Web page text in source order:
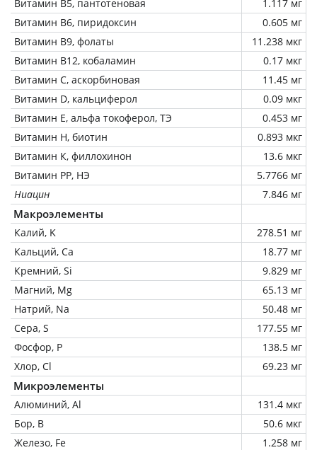
Витамин В5, пантотеновая
1.117 мг
Витамин В6, пиридоксин
0.605 мг
Витамин В9, фолаты
11.238 мкг
Витамин В12, кобаламин
0.17 мкг
Витамин C, аскорбиновая
11.45 мг
Витамин D, кальциферол
0.09 мкг
Витамин Е, альфа токоферол, ТЭ
0.453 мг
Витамин Н, биотин
0.893 мкг
Витамин К, филлохинон
13.6 мкг
Витамин РР, НЭ
5.7766 мг
Ниацин
7.846 мг
Макроэлементы
Калий, K
278.51 мг
Кальций, Ca
18.77 мг
Кремний, Si
9.829 мг
Магний, Mg
65.13 мг
Натрий, Na
50.48 мг
Сера, S
177.55 мг
Фосфор, P
138.5 мг
Хлор, Cl
69.23 мг
Микроэлементы
Алюминий, Al
131.4 мкг
Бор, B
50.6 мкг
Железо, Fe
1.258 мг